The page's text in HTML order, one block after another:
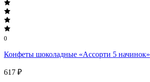
0
Конфеты шоколадные «Ассорти 5 начинок»
617 ₽